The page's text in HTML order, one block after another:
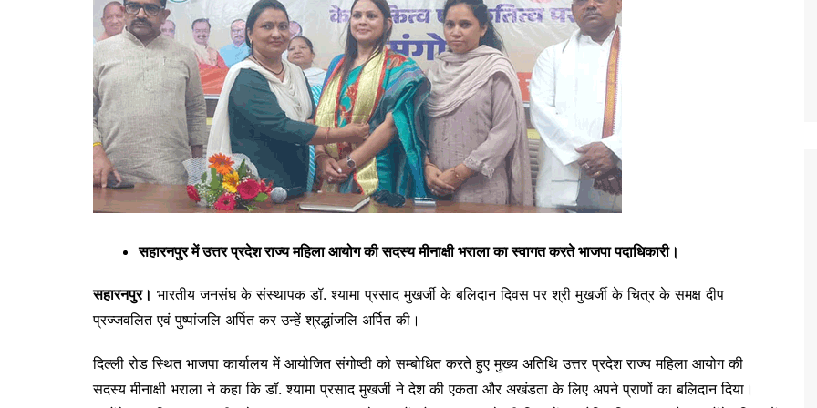
सहारनपुर में उत्तर प्रदेश राज्य महिला आयोग की सदस्य मीनाक्षी भराला का स्वागत करते भाजपा पदाधिकारी।
सहारनपुर। भारतीय जनसंघ के संस्थापक डॉ. श्यामा प्रसाद मुखर्जी के बलिदान दिवस पर श्री मुखर्जी के चित्र के समक्ष दीप
प्रज्जवलित एवं पुष्पांजलि अर्पित कर उन्हें श्रद्धांजलि अर्पित की।
दिल्ली रोड स्थित भाजपा कार्यालय में आयोजित संगोष्ठी को सम्बोधित करते हुए मुख्य अतिथि उत्तर प्रदेश राज्य महिला आयोग की
सदस्य मीनाक्षी भराला ने कहा कि डॉ. श्यामा प्रसाद मुखर्जी ने देश की एकता और अखंडता के लिए अपने प्राणों का बलिदान दिया।